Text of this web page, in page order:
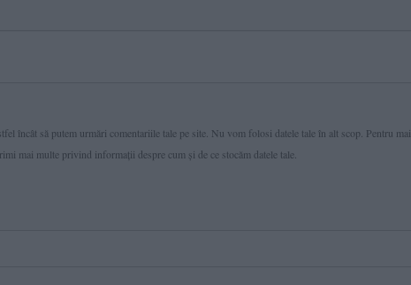
încât să putem urmări comentariile tale pe site. Nu vom folosi datele tale în alt scop. Pentru mai
mai multe privind informaţii despre cum și de ce stocăm datele tale.